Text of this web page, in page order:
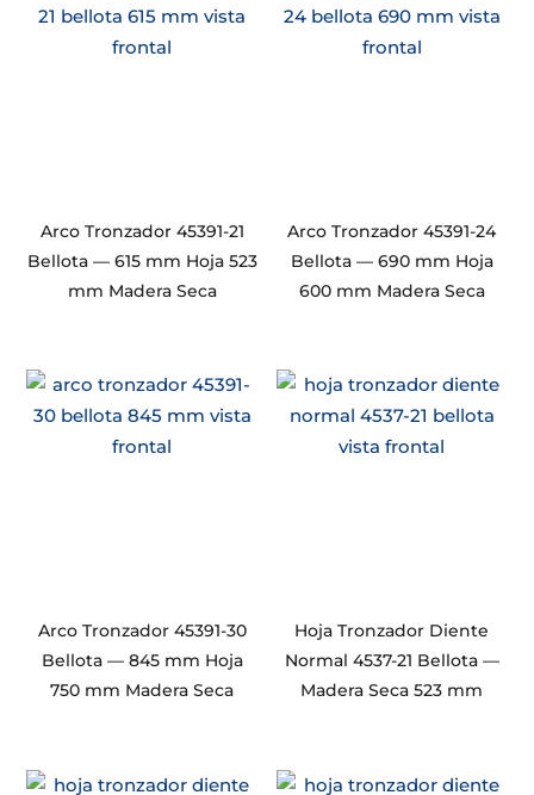
Arco Tronzador 45391-21
Bellota — 615 mm Hoja 523
mm Madera Seca
Arco Tronzador 45391-24
Bellota — 690 mm Hoja
600 mm Madera Seca
Arco Tronzador 45391-30
Bellota — 845 mm Hoja
750 mm Madera Seca
Hoja Tronzador Diente
Normal 4537-21 Bellota —
Madera Seca 523 mm